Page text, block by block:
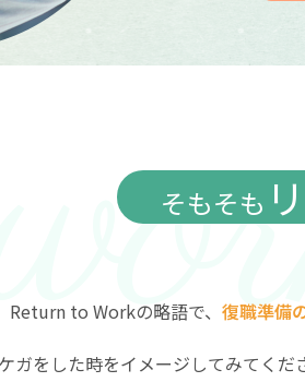
そもそも
Return to Workの略語で、 復職準備
ガをした時をイメージしてみてくだ